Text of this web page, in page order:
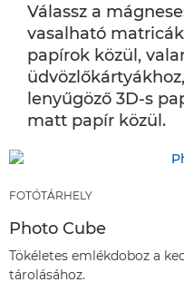
Válassz a
vasalható
papírok közül,
lenyűgöző 3D-s
matt papír közül.
FOTÓTÁRHELY
Photo Cube
Tökéletes emlékdoboz a
tárolásához.